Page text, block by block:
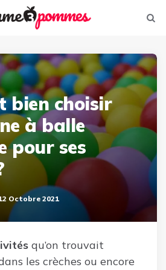
bien choisir
à balle
pour ses
Octobre 2021
qu’on trouvait
les crèches ou encore